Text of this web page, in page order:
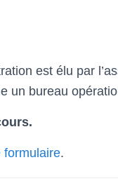
est élu par
un bureau
formulaire.